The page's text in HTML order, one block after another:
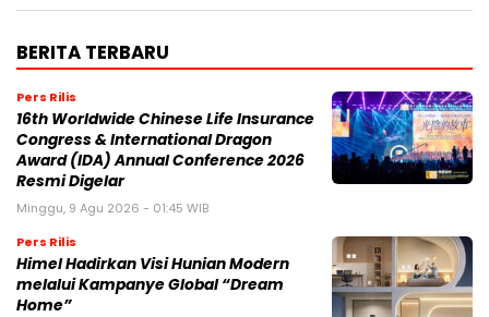
BERITA TERBARU
Pers Rilis
16th Worldwide Chinese Life Insurance
Congress & International Dragon
Award (IDA) Annual Conference 2026
Resmi Digelar
Minggu, 9 Agu 2026 - 01:45 WIB
Pers Rilis
Himel Hadirkan Visi Hunian Modern
melalui Kampanye Global “Dream
Home”